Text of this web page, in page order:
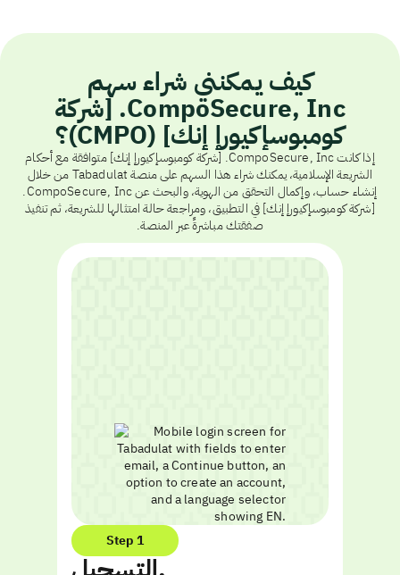
كيف يمكنني شراء سهم
CompoSecure, Inc. [شركة
كومبوسإكيورإ إنك] (CMPO)؟
إذا كانت CompoSecure, Inc. [شركة كومبوسإكيورإ إنك] متوافقة مع أحكام
الشريعة الإسلامية، يمكنك شراء هذا السهم على منصة Tabadulat من خلال
إنشاء حساب، وإكمال التحقق من الهوية، والبحث عن CompoSecure, Inc.
[شركة كومبوسإكيورإ إنك] في التطبيق، ومراجعة حالة امتثالها للشريعة، ثم تنفيذ
صفقتك مباشرةً عبر المنصة.
Step 1